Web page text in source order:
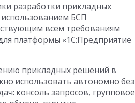
разработки прикладных
БСП
всем требованиям
платформы «1С:Предприятие
прикладных решений в
использовать автономно без
консоль запросов, групповое